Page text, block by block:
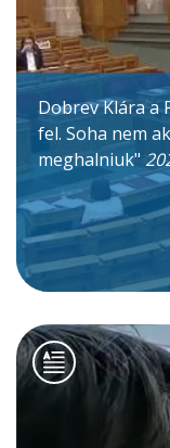
Dobrev Klára a
fel. Soha nem
meghalniuk"